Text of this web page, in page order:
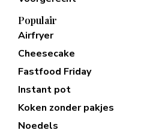
Populair
Airfryer
Cheesecake
Fastfood Friday
Instant pot
Koken zonder pakjes
Noedels